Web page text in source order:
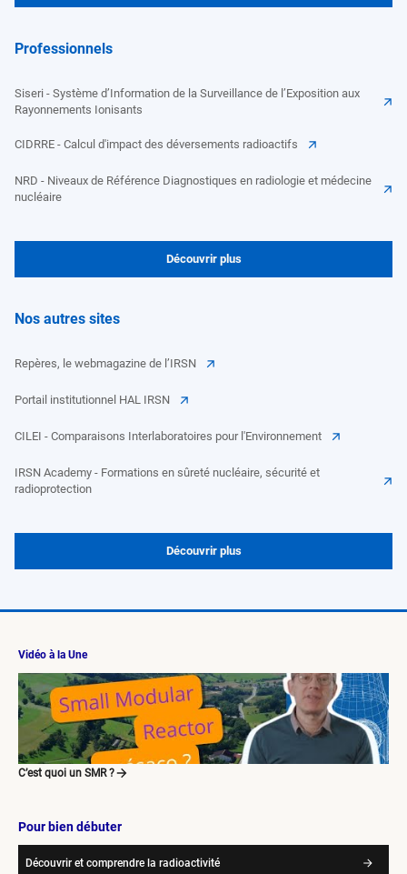
Professionnels
Siseri - Système d’Information de la Surveillance de l’Exposition aux
Rayonnements Ionisants
CIDRRE - Calcul d'impact des déversements radioactifs
NRD - Niveaux de Référence Diagnostiques en radiologie et médecine
nucléaire
Découvrir plus
Nos autres sites
Repères, le webmagazine de l’IRSN
Portail institutionnel HAL IRSN
CILEI - Comparaisons Interlaboratoires pour l'Environnement
IRSN Academy - Formations en sûreté nucléaire, sécurité et
radioprotection
Découvrir plus
Vidéo à la Une
C’est quoi un SMR ?
Pour bien débuter
Découvrir et comprendre la radioactivité